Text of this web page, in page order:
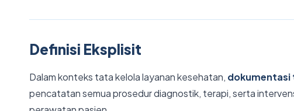
Definisi Eksplisit
Dalam konteks tata kelola layanan kesehatan, dokumentasi
pencatatan semua prosedur diagnostik, terapi, serta